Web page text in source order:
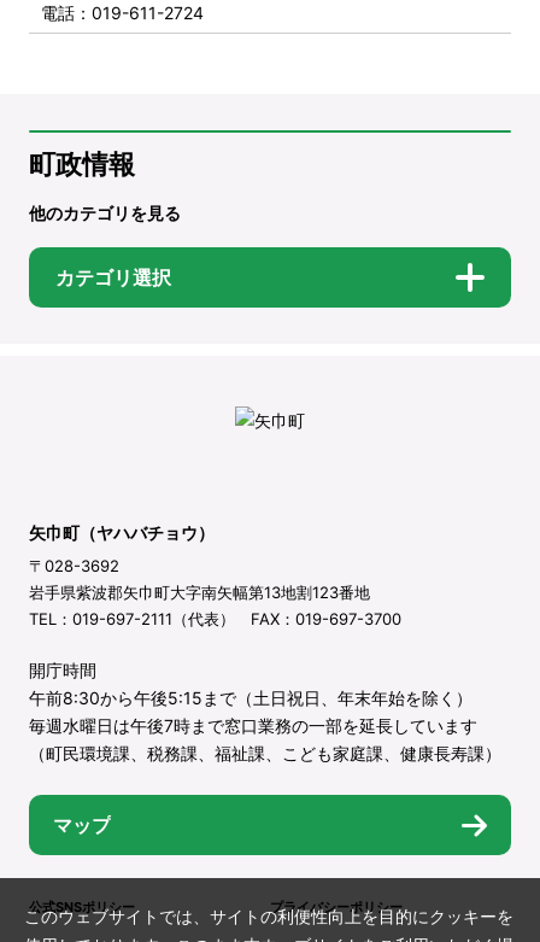
電話 ：019-611-2724
町政情報
他のカテゴリを見る
カテゴリ選択
矢巾町（ヤハバチョウ）
〒028-3692
岩手県紫波郡矢巾町大字南矢幅第13地割123番地
TEL：019-697-2111（代表） FAX：019-697-3700
開庁時間
午前8:30から午後5:15まで（土日祝日、年末年始を除く）
毎週水曜日は午後7時まで窓口業務の一部を延長しています
（町民環境課、税務課、福祉課、こども家庭課、健康長寿課）
マップ
公式SNSポリシー プライバシーポリシー
このウェブサイトでは、サイトの利便性向上を目的にクッキーを